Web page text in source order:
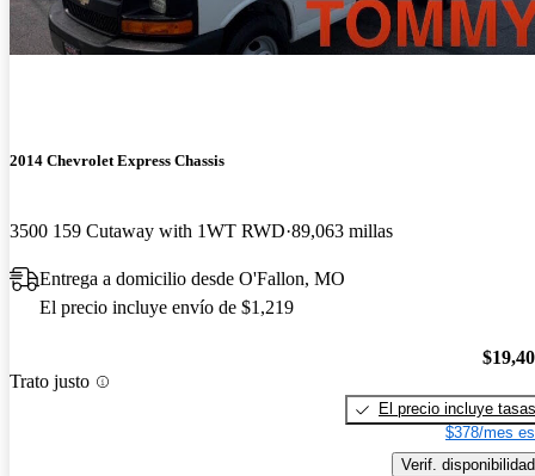
2014 Chevrolet Express Chassis
3500 159 Cutaway with 1WT RWD 89,063 millas
Entrega a domicilio desde O'Fallon, MO
El precio incluye envío de $1,219
Trato justo
El precio incluye tasas
$378/mes
Verif. disponibilidad